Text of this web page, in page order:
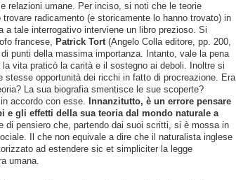
relazioni umane. Per inciso, si noti che le teorie
radicamento (e storicamente lo hanno trovato) in
a tale interrogativo interviene un libro prezioso. Si
francese, Patrick Tort(Angelo Colla editore, pp. 200,
punti della massima importanza. Intanto, vale la pena
vita praticò la carità e il sostegno ai deboli. Inoltre si
stesse opportunità dei ricchi in fatto di procreazione. Era
La sua biografia smentisce le sue scoperte?
accordo con esse. Innanzitutto, è un errore pensare
e gli effetti della sua teoria dal mondo naturale a
di pensiero che, partendo dai suoi scritti, si è mossa in
Il che non equivale a dire che il naturalista inglese
ad estendere sic et simpliciter la legge
umana.